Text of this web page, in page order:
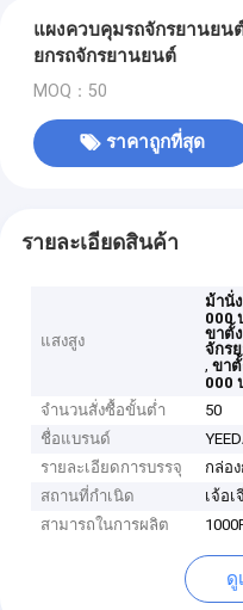
แผงควบคุมรถจักรยานยน
ยกรถจักรยานยนต์
MOQ：50
ราคาถูกที่สุด
รายละเอียดสินค้า
แสงสูง
ม้านั่
000
ขาตั้
จักร
,ขา
000
จำนวนสั่งซื้อขั้นต่ำ
50
ชื่อแบรนด์
รายละเอียดการบรรจุ
กล่อ
สถานที่กำเนิด
เจ้อ
สามารถในการผลิต
ดู